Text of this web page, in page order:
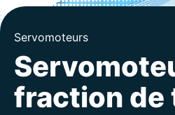
Entreprise
Contact
Amérique du
Servomoteurs
fraction de